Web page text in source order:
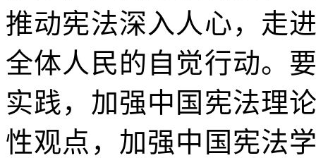
推动宪法深入人心，走
全体人民的自觉行动。
实践，加强中国宪法理
性观点，加强中国宪法